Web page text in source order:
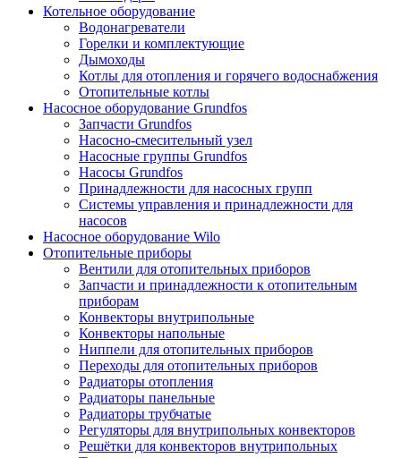
Котельное оборудование
Водонагреватели
Горелки и комплектующие
Дымоходы
Котлы для отопления и горячего водоснабжения
Отопительные котлы
Насосное оборудование Grundfos
Запчасти Grundfos
Насосно-смесительный узел
Насосные группы Grundfos
Насосы Grundfos
Принадлежности для насосных групп
Системы управления и принадлежности для
насосов
Насосное оборудование Wilo
Отопительные приборы
Вентили для отопительных приборов
Запчасти и принадлежности к отопительным
приборам
Конвекторы внутрипольные
Конвекторы напольные
Ниппели для отопительных приборов
Переходы для отопительных приборов
Радиаторы отопления
Радиаторы панельные
Радиаторы трубчатые
Регуляторы для внутрипольных конвекторов
Решётки для конвекторов внутрипольных